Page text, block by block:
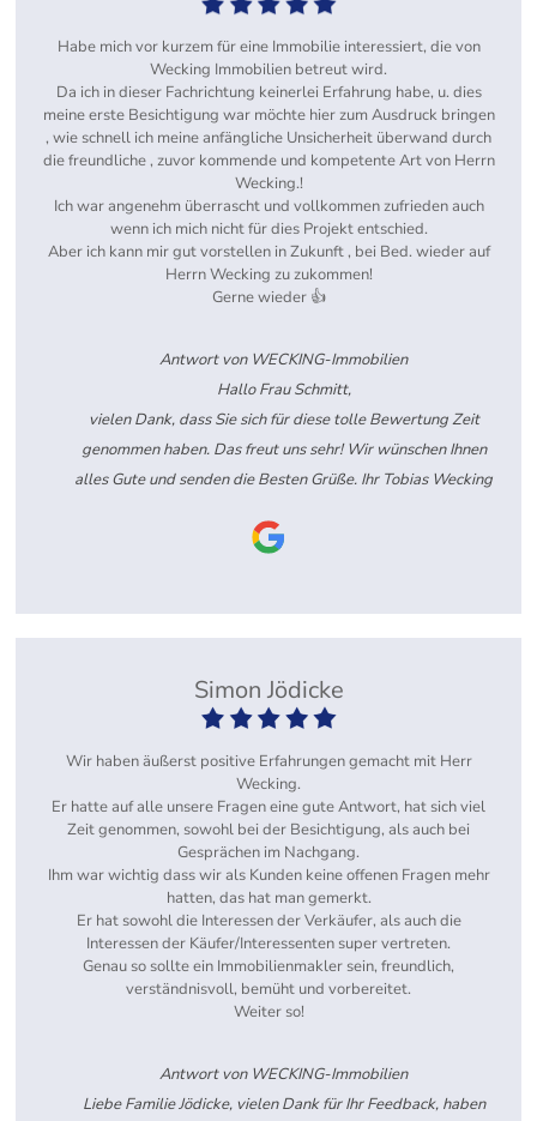
Habe mich vor kurzem für eine Immobilie interessiert, die von
Wecking Immobilien betreut wird.
Da ich in dieser Fachrichtung keinerlei Erfahrung habe, u. dies
meine erste Besichtigung war möchte hier zum Ausdruck bringen
, wie schnell ich meine anfängliche Unsicherheit überwand durch
die freundliche , zuvor kommende und kompetente Art von Herrn
Wecking.!
Ich war angenehm überrascht und vollkommen zufrieden auch
wenn ich mich nicht für dies Projekt entschied.
Aber ich kann mir gut vorstellen in Zukunft , bei Bed. wieder auf
Herrn Wecking zu zukommen!
Gerne wieder 👍
Antwort von WECKING-Immobilien
Hallo Frau Schmitt,
vielen Dank, dass Sie sich für diese tolle Bewertung Zeit
genommen haben. Das freut uns sehr! Wir wünschen Ihnen
alles Gute und senden die Besten Grüße. Ihr Tobias Wecking
Simon Jödicke
Wir haben äußerst positive Erfahrungen gemacht mit Herr
Wecking.
Er hatte auf alle unsere Fragen eine gute Antwort, hat sich viel
Zeit genommen, sowohl bei der Besichtigung, als auch bei
Gesprächen im Nachgang.
Ihm war wichtig dass wir als Kunden keine offenen Fragen mehr
hatten, das hat man gemerkt.
Er hat sowohl die Interessen der Verkäufer, als auch die
Interessen der Käufer/Interessenten super vertreten.
Genau so sollte ein Immobilienmakler sein, freundlich,
verständnisvoll, bemüht und vorbereitet.
Weiter so!
Antwort von WECKING-Immobilien
Liebe Familie Jödicke, vielen Dank für Ihr Feedback, haben